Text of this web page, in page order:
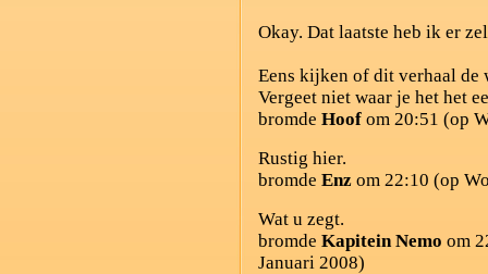
Okay. Dat laatste heb ik er
Eens kijken of dit verhaal de
Vergeet niet waar je het het
bromde Hoof om 20:51 (op
Rustig hier.
bromde Enz om 22:10 (op
Wat u zegt.
bromde Kapitein Nemo om
Januari 2008)